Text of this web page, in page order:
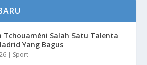
Tchouaméni Salah Satu Talenta
Yang Bagus
| Sport